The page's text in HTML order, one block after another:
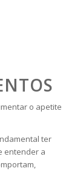
o apetite
ter
entender a